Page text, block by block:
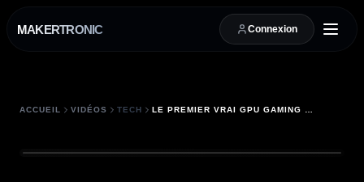
MAKERTRONIC Connexion
ACCUEIL VIDÉOS TECH